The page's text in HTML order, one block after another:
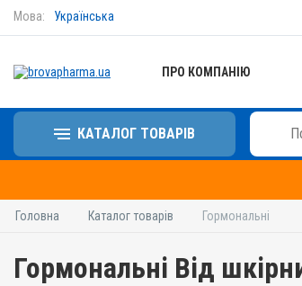
Мова: Українська
ПРО КОМПАНІЮ
КАТАЛОГ ТОВАРІВ
Головна Каталог товарів Гормональні
Гормональні Від